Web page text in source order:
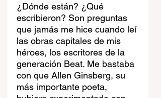
¿Dónde están? ¿Qué
escribieron? Son preguntas
que jamás me hice cuando leí
las obras capitales de mis
héroes, los escritores de la
generación Beat. Me bastaba
con que Allen Ginsberg, su
más importante poeta,